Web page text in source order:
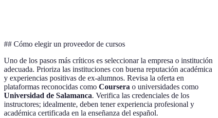
## Cómo elegir un proveedor de cursos
Uno de los pasos más críticos es seleccionar la empresa o institución
adecuada. Prioriza las instituciones con buena reputación académica
y experiencias positivas de ex-alumnos. Revisa la oferta en
plataformas reconocidas como Coursera o universidades como
Universidad de Salamanca. Verifica las credenciales de los
instructores; idealmente, deben tener experiencia profesional y
académica certificada en la enseñanza del español.